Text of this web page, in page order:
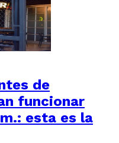
de
funcionar
esta es la